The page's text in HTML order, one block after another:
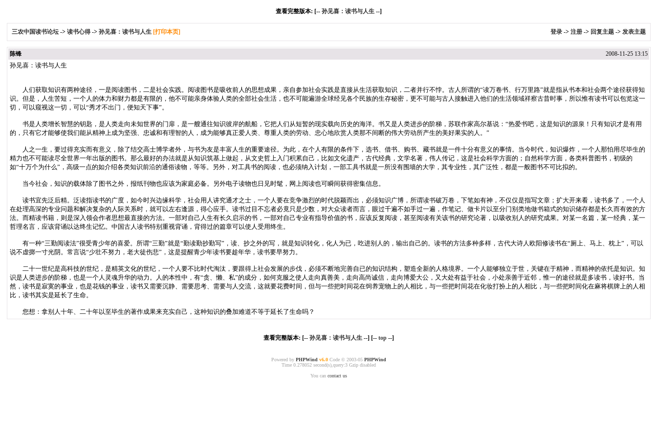
查看完整版本: [-- 孙见喜：读书与人生--]
三农中国读书论坛 -> 读书心得-> 孙见喜：读书与人生 [打印本页] 登录-> 注册-> 回复主题-> 发表主题
陈锋 2008-11-25 13:15
孙见喜：读书与人生
人们获取知识有两种途径，一是阅读图书，二是社会实践。阅读图书是吸收前人的思想成果，亲自参加社会实践是直接从生活获取知识，二者并行不悖。古人所谓的“读万卷书、行万里路”就是指从书本和社会两个途径获得知
识。但是，人生苦短，一个人的体力和财力都是有限的，他不可能亲身体验人类的全部社会生活，也不可能遍游全球经见各个民族的生存秘密，更不可能与古人接触进入他们的生活领域祥察古昔时事，所以惟有读书可以包览这一
切，可以窥视这一切，可以“秀才不出门，便知天下事”。
书是人类增长智慧的钥匙，是人类走向未知世界的门扉，是一艘通往知识彼岸的航船，它把人们从短暂的现实载向历史的海洋。书又是人类进步的阶梯，苏联作家高尔基说：“热爱书吧，这是知识的源泉！只有知识才是有用
的，只有它才能够使我们能从精神上成为坚强、忠诚和有理智的人，成为能够真正爱人类、尊重人类的劳动、忠心地欣赏人类那不间断的伟大劳动所产生的美好果实的人。”
人之一生，要过得充实而有意义，除了结交高士博学者外，与书为友是丰富人生的重要途径。为此，在个人有限的条件下，选书、借书、购书、藏书就是一件十分有意义的事情。当今时代，知识爆炸，一个人那怕用尽毕生的
精力也不可能读尽全世界一年出版的图书。那么最好的办法就是从知识筑基上做起，从文史哲上入门积累自己，比如文化遗产，古代经典，文学名著，伟人传记，这是社会科学方面的；自然科学方面，各类科普图书，初级的
如“十万个为什么”，高级一点的如介绍各类知识前沿的通俗读物，等等。另外，对工具书的阅读，也必须纳入计划，一部工具书就是一所没有围墙的大学，其专业性，其广泛性，都是一般图书不可比拟的。
当今社会，知识的载体除了图书之外，报纸刊物也应该为家庭必备。另外电子读物也日见时髦，网上阅读也可瞬间获得密集信息。
读书宜先泛后精。泛读指读书的广度，如今时兴边缘科学，社会用人讲究通才之士，一个人要在竞争激烈的时代脱颖而出，必须知识广博，所谓读书破万卷，下笔如有神，不仅仅是指写文章；扩大开来看，读书多了，一个人
在处理高深的专业问题和解决复杂的人际关系时，就可以左右逢源，得心应手。读书过目不忘者必竟只是少数，对大众读者而言，眼过千遍不如手过一遍，作笔记、做卡片以至分门别类地做书箱式的知识储存都是长久而有效的方
法。而精读书籍，则是深入领会作者思想最直接的方法。一部对自己人生有长久启示的书，一部对自己专业有指导价值的书，应该反复阅读，甚至阅读有关该书的研究论著，以吸收别人的研究成果。对某一名篇，某一经典，某一
哲理名言，应该背诵以达终生记忆。中国古人读书特别重视背诵，背得过的篇章可以使人受用终生。
有一种“三勤阅读法”很受青少年的喜爱。所谓“三勤”就是“勤读勤抄勤写”，读、抄之外的写，就是知识转化，化人为已，吃进别人的，输出自己的。读书的方法多种多样，古代大诗人欧阳修读书在“厕上、马上、枕上”，可以
说不虚掷一寸光阴。常言说“少壮不努力，老大徒伤悲”，这是提醒青少年读书要趁年华，读书要早努力。
二十一世纪是高科技的世纪，是精英文化的世纪，一个人要不比时代淘汰，要跟得上社会发展的步伐，必须不断地完善自已的知识结构，塑造全新的人格境界。一个人能够独立于世，关键在于精神，而精神的依托是知识。知
识是人类进步的阶梯，也是一个人灵魂升华的动力。人的本性中，有“贪、懒、私”的成分，如何克服之使人走向真善美，走向高尚诚信，走向博爱大公，又大处有益于社会，小处亲善于近邻，惟一的途径就是多读书，读好书。当
然，读书是寂寞的事业，也是花钱的事业，读书又需要沉静、需要思考、需要与人交流，这就要花费时间，但与一些把时间花在饲养宠物上的人相比，与一些把时间花在化妆打扮上的人相比，与一些把时间化在麻将棋牌上的人相
比，读书其实是延长了生命。
您想：拿别人十年、二十年以至毕生的著作成果来充实自己，这种知识的叠加难道不等于延长了生命吗？
查看完整版本: [-- 孙见喜：读书与人生--] [-- top--]
Powered by PHPWind v6.0Code © 2003-05 PHPWind
Time 0.278052 second(s),query:3 Gzip disabled
You can contact us